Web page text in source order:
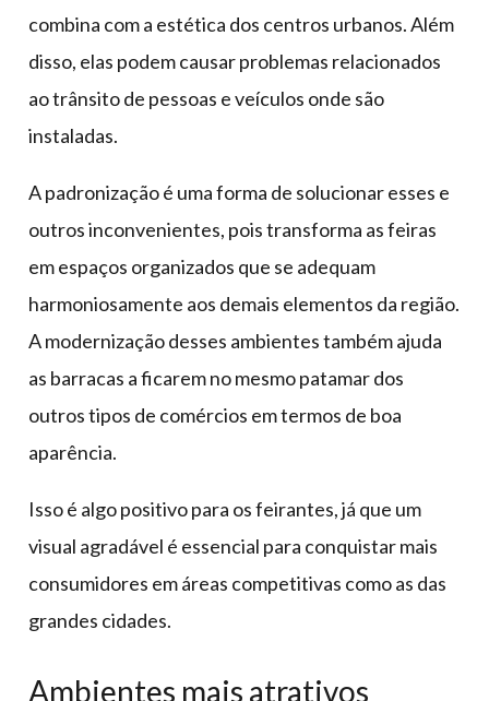
combina com a estética dos centros urbanos. Além
disso, elas podem causar problemas relacionados
ao trânsito de pessoas e veículos onde são
instaladas.
A padronização é uma forma de solucionar esses e
outros inconvenientes, pois transforma as feiras
em espaços organizados que se adequam
harmoniosamente aos demais elementos da região.
A modernização desses ambientes também ajuda
as barracas a ficarem no mesmo patamar dos
outros tipos de comércios em termos de boa
aparência.
Isso é algo positivo para os feirantes, já que um
visual agradável é essencial para conquistar mais
consumidores em áreas competitivas como as das
grandes cidades.
Ambientes mais atrativos